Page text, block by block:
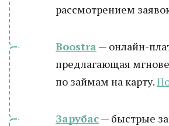
рассмотрением
Boostra — онлайн-
предлагающая
по займам на карту.
Зарубас— быстрые